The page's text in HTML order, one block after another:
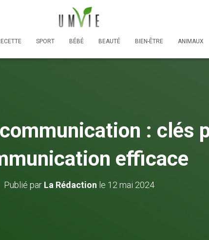
SPORT BÉBÉ BEAUTÉ BIEN-ÊTRE ANIMAUX
: clés
efficace
Publié par La Rédaction le 12 mai 2024